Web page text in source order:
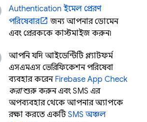
Authentication ইমেল প্রেরণ
পরিষেবার
জন্য আপনার ডোমেন
এবং প্রেরককে কাস্টমাইজ করুন৷
আপনি যদি আইডেন্টিটি প্ল্যাটফর্ম
এসএমএস ভেরিফিকেশন পরিষেবা
ব্যবহার করেন, Firebase App Check
করাশুরু করুন এবং SMS এর
অপব্যবহার থেকে আপনার অ্যাপকে
রক্ষা করতে একটিSMS অঞ্চল